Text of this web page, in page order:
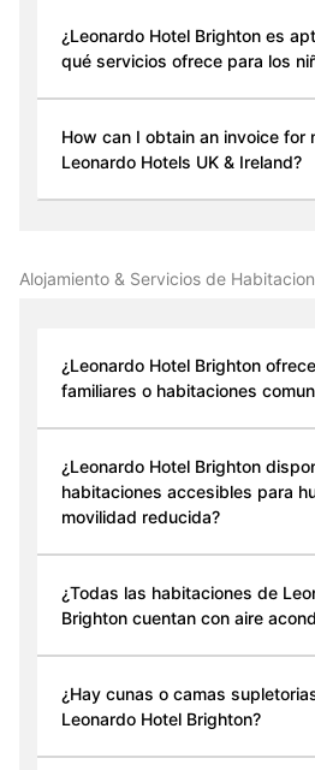
¿Leonardo Hotel Brighton es
qué servicios ofrece para los
How can I obtain an invoice for
Leonardo Hotels UK & Ireland?
Alojamiento & Servicios de
¿Leonardo Hotel Brighton
familiares o habitaciones
¿Leonardo Hotel Brighton
habitaciones accesibles para
movilidad reducida?
¿Todas las habitaciones de
Brighton cuentan con aire
¿Hay cunas o camas
Leonardo Hotel Brighton?